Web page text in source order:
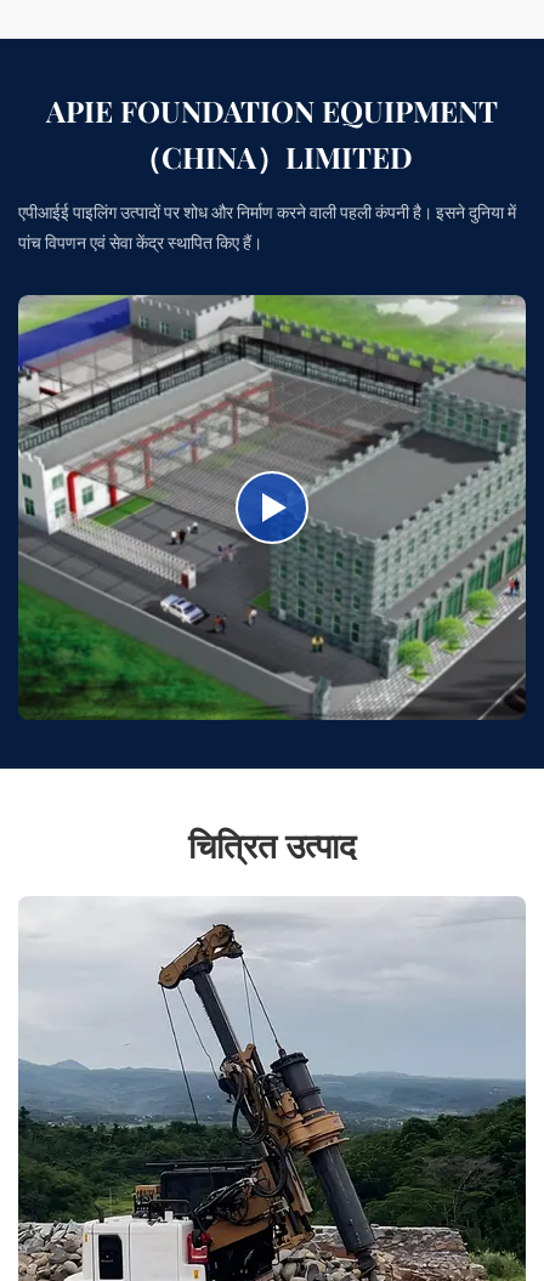
APIE FOUNDATION EQUIPMENT
（CHINA）LIMITED
एपीआईई पाइलिंग उत्पादों पर शोध और निर्माण करने वाली पहली कंपनी है। इसने दुनिया में
पांच विपणन एवं सेवा केंद्र स्थापित किए हैं।
चित्रित उत्पाद